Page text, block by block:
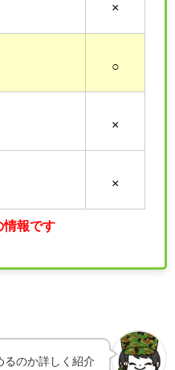
×
○
×
×
報です
るのか詳しく紹介